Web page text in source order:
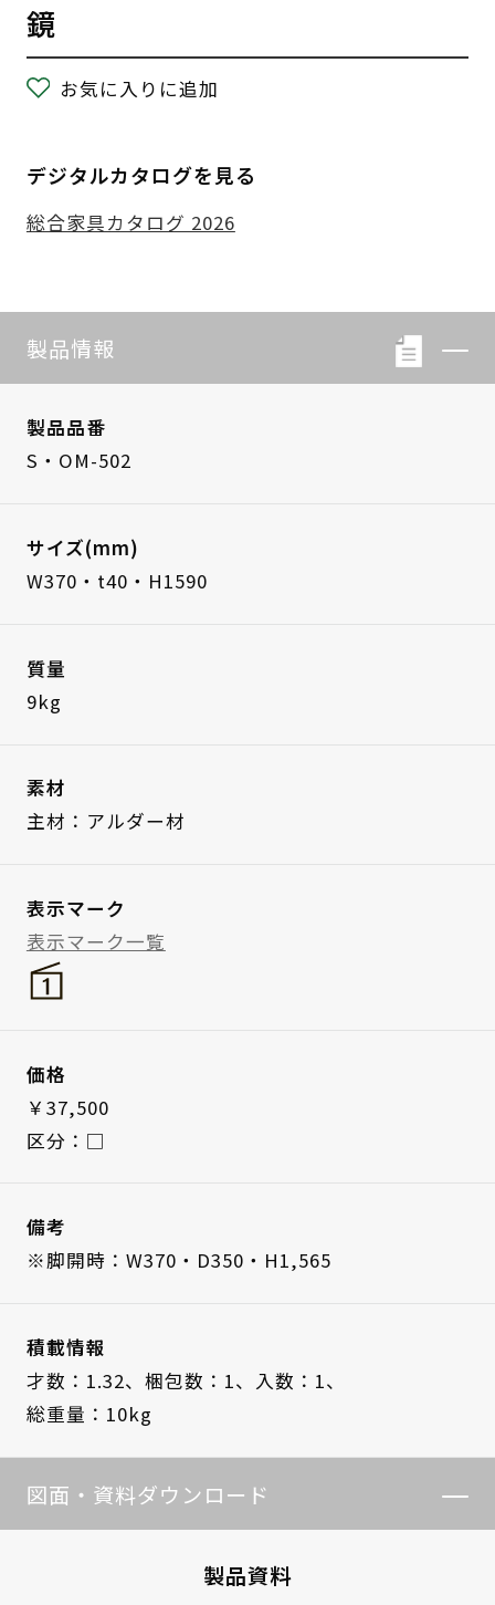
鏡
お気に入りに追加
デジタルカタログを見る
総合家具カタログ 2026
製品情報
製品品番
S・OM-502
サイズ(mm)
W370・t40・H1590
質量
9kg
素材
主材：アルダー材
表示マーク
表示マーク一覧
価格
￥37,500
区分：□
備考
※脚開時：W370・D350・H1,565
積載情報
才数：1.32、 梱包数：1、 入数：1、
総重量：10kg
図面・資料ダウンロード
製品資料